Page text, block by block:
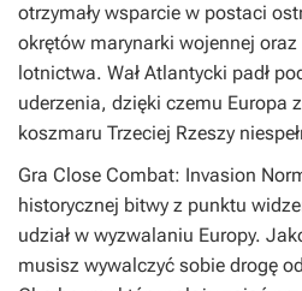
otrzymały wsparcie w postaci
okrętów marynarki wojennej
lotnictwa. Wał Atlantycki padł
uderzenia, dzięki czemu Europa
koszmaru Trzeciej Rzeszy
Gra Close Combat: Invasion
historycznej bitwy z punktu
udział w wyzwalaniu Europy.
musisz wywalczyć sobie drogę